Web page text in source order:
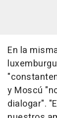
En la
y Moscú
dialogar".